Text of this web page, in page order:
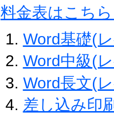
料金表はこち
Word基礎(
Word中級(
Word長文(
差し込み印